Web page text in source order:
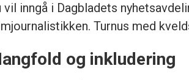
vil inngå i Dagbladets
Turnus med
og inkludering